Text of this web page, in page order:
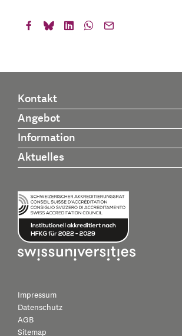
Kontakt
Angebot
Information
Aktuelles
Impressum
Datenschutz
AGB
Sitemap